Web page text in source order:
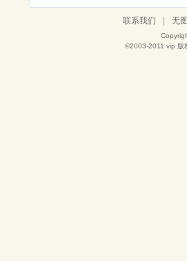
联系我们 无
©2003-2011 vip 版